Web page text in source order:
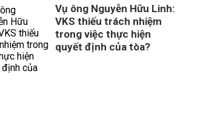
Vụ ông Nguyễn Hữu Linh:
VKS thiếu trách nhiệm
trong việc thực hiện
quyết định của tòa?